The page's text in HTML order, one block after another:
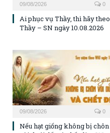
09/08/2026 0
Ai phục vụ Thầy, thì hãy theo
Thầy – SN ngày 10.08.2026
09/08/2026 0
Nếu hạt giống không bị chôn